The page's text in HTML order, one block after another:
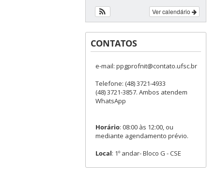
Ver calendário
CONTATOS
e-mail: ppgprofnit@contato.ufsc.br
Telefone: (48) 3721-4933
(48) 3721-3857. Ambos atendem
WhatsApp
Horário: 08:00 às 12:00, ou
mediante agendamento prévio.
Local: 1º andar- Bloco G - CSE